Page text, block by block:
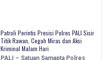
Patroli Perintis Presisi Polres PALI Sisir
Titik Rawan, Cegah Miras dan Aksi
Kriminal Malam Hari
PALI – Satuan Samapta Polres